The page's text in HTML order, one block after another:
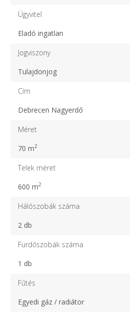
Ügyvitel
Eladó ingatlan
Jogviszony
Tulajdonjog
Cím
Debrecen Nagyerdő
Méret
70 m2
Telek méret
600 m2
Hálószobák száma
2 db
Fürdőszobák száma
1 db
Fűtés
Egyedi gáz / radiátor